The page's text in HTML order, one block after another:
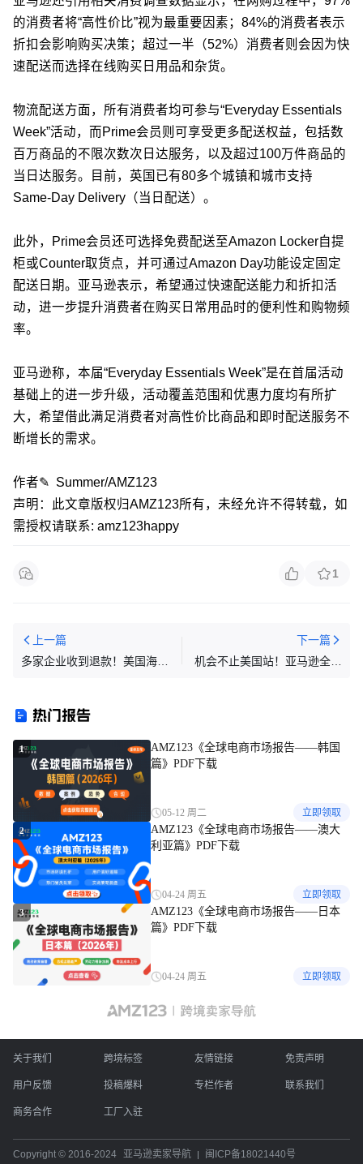
的消费者将“高性价比”视为最重要因素；84%的消费者表示
折扣会影响购买决策；超过一半（52%）消费者则会因为快
速配送而选择在线购买日用品和杂货。
物流配送方面，所有消费者均可参与“Everyday Essentials
Week”活动，而Prime会员则可享受更多配送权益，包括数
百万商品的不限次数次日达服务，以及超过100万件商品的
当日达服务。目前，英国已有80多个城镇和城市支持
Same-Day Delivery（当日配送）。
此外，Prime会员还可选择免费配送至Amazon Locker自提
柜或Counter取货点，并可通过Amazon Day功能设定固定
配送日期。亚马逊表示，希望通过快速配送能力和折扣活
动，进一步提升消费者在购买日常用品时的便利性和购物频
率。
亚马逊称，本届“Everyday Essentials Week”是在首届活动
基础上的进一步升级，活动覆盖范围和优惠力度均有所扩
大，希望借此满足消费者对高性价比商品和即时配送服务不
断增长的需求。
作者✎ Summer/AMZ123
声明：此文章版权归AMZ123所有，未经允许不得转载，如
需授权请联系: amz123happy
1
上一篇
多家企业收到退款！美国海关
下一篇
机会不止美国站！亚马逊全球
热门报告
1
AMZ123《全球电商市场报告——韩国
篇》PDF下载
05-12 周二 立即领取
2
AMZ123《全球电商市场报告——澳大
利亚篇》PDF下载
04-24 周五 立即领取
3
AMZ123《全球电商市场报告——日本
篇》PDF下载
04-24 周五 立即领取
关于我们 跨境标签 友情链接 免责声明
用户反馈 投稿爆料 专栏作者 联系我们
商务合作 工厂入驻
Copyright © 2016-2024 亚马逊卖家导航 闽ICP备18021440号